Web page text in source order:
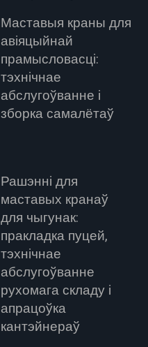
Маставыя краны для
авіяцыйнай
прамысловасці:
тэхнічнае
абслугоўванне і
зборка самалётаў
Рашэнні для
маставых кранаў
для чыгунак:
пракладка пуцей,
тэхнічнае
абслугоўванне
рухомага складу і
апрацоўка
кантэйнераў